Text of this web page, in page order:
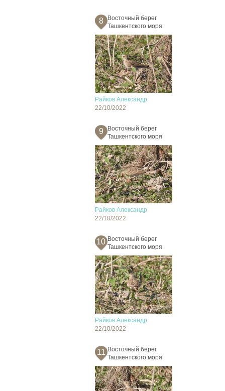
8
Восточный берег
Ташкентского моря
Райков Александр
22/10/2022
9
Восточный берег
Ташкентского моря
Райков Александр
22/10/2022
10 Восточный берег
Ташкентского моря
Райков Александр
22/10/2022
11 Восточный берег
Ташкентского моря